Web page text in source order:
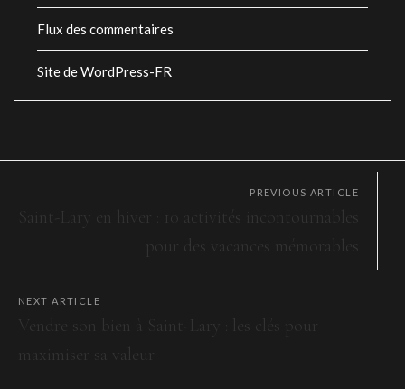
Flux des commentaires
Site de WordPress-FR
PREVIOUS ARTICLE
Saint-Lary en hiver : 10 activités incontournables
pour des vacances mémorables
NEXT ARTICLE
Vendre son bien à Saint-Lary : les clés pour
maximiser sa valeur